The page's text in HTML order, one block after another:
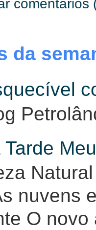
comentários
da
Tarde
nuvens
O